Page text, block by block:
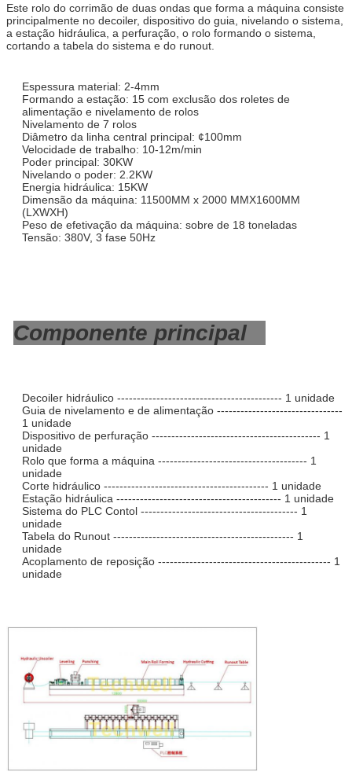
Este rolo do corrimão de duas ondas que forma a máquina consiste
principalmente no decoiler, dispositivo do guia, nivelando o sistema,
a estação hidráulica, a perfuração, o rolo formando o sistema,
cortando a tabela do sistema e do runout.
Espessura material: 2-4mm
Formando a estação: 15 com exclusão dos roletes de
alimentação e nivelamento de rolos
Nivelamento de 7 rolos
Diâmetro da linha central principal: ¢100mm
Velocidade de trabalho: 10-12m/min
Poder principal: 30KW
Nivelando o poder: 2.2KW
Energia hidráulica: 15KW
Dimensão da máquina: 11500MM x 2000 MMX1600MM
(LXWXH)
Peso de efetivação da máquina: sobre de 18 toneladas
Tensão: 380V, 3 fase 50Hz
Componente principal
Decoiler hidráulico ------------------------------------------ 1 unidade
Guia de nivelamento e de alimentação --------------------------------
1 unidade
Dispositivo de perfuração ------------------------------------------- 1
unidade
Rolo que forma a máquina -------------------------------------- 1
unidade
Corte hidráulico ------------------------------------------ 1 unidade
Estação hidráulica ------------------------------------------ 1 unidade
Sistema do PLC Contol ---------------------------------------- 1
unidade
Tabela do Runout ---------------------------------------------- 1
unidade
Acoplamento de reposição -------------------------------------------- 1
unidade